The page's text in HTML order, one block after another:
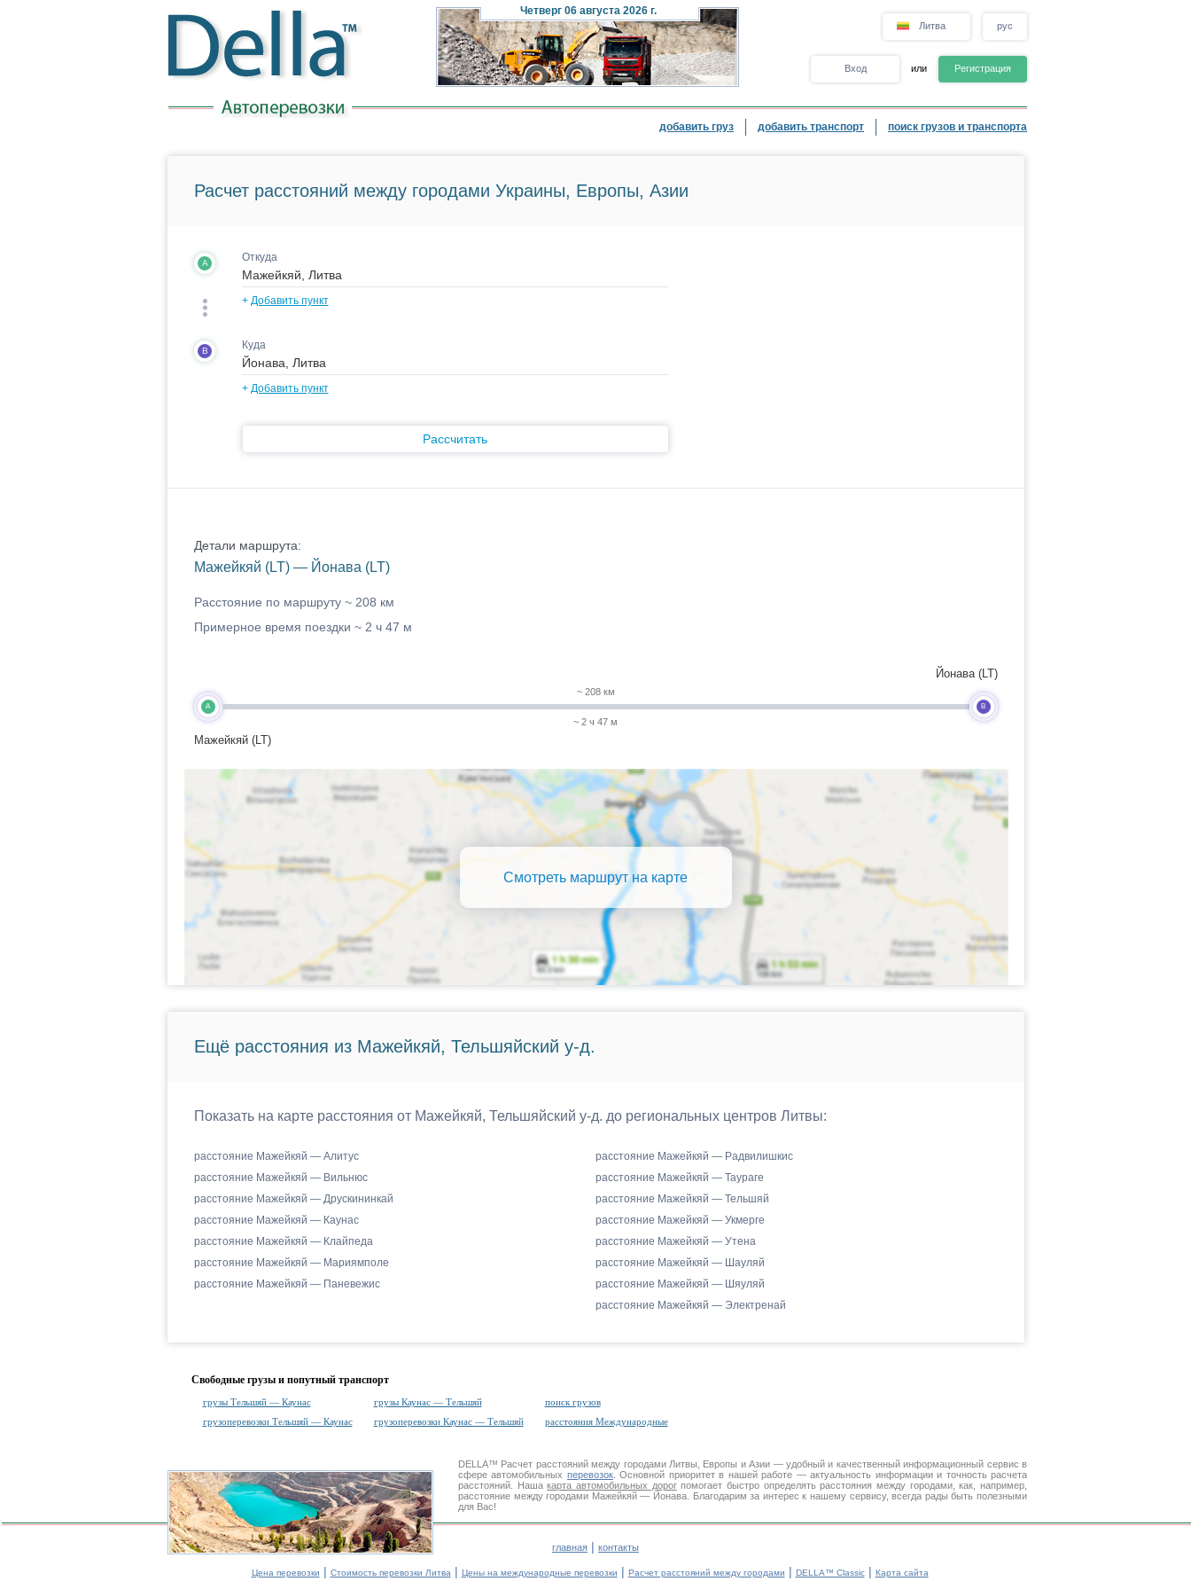
Четверг 06 августа 2026 г.
Литва рус
Вход или Регистрация
добавить груз добавить транспорт поиск грузов и транспорта
Расчет расстояний между городами Украины, Европы, Азии
A Откуда
+ Добавить пункт
B Куда
+ Добавить пункт
Рассчитать
Детали маршрута:
Мажейкяй (LT) — Йонава (LT)
Расстояние по маршруту ~ 208 км
Примерное время поездки ~ 2 ч 47 м
A
Мажейкяй (LT)
~ 208 км
~ 2 ч 47 м
B
Йонава (LT)
Смотреть маршрут на карте
Ещё расстояния из Мажейкяй, Тельшяйский у-д.
Показать на карте расстояния от Мажейкяй, Тельшяйский у-д. до региональных центров Литвы:
расстояние Мажейкяй — Алитус
расстояние Мажейкяй — Вильнюс
расстояние Мажейкяй — Друскининкай
расстояние Мажейкяй — Каунас
расстояние Мажейкяй — Клайпеда
расстояние Мажейкяй — Мариямполе
расстояние Мажейкяй — Паневежис
расстояние Мажейкяй — Радвилишкис
расстояние Мажейкяй — Таураге
расстояние Мажейкяй — Тельшяй
расстояние Мажейкяй — Укмерге
расстояние Мажейкяй — Утена
расстояние Мажейкяй — Шауляй
расстояние Мажейкяй — Шяуляй
расстояние Мажейкяй — Электренай
Свободные грузы и попутный транспорт
грузы Тельшяй — Каунас грузы Каунас — Тельшяй
поиск грузов
грузоперевозки Тельшяй — Каунас
грузоперевозки Каунас — Тельшяй расстояния Международные
DELLA™ Расчет расстояниймежду городами Литвы, Европы и Азии — удобный и качественный информационный сервис в
сфере автомобильных перевозок. Основной приоритет в нашей работе — актуальность информации и точность расчета
расстояний. Нашакарта автомобильных дорогпомогает быстро определять расстояния между городами, как, например,
расстояние между городами Мажейкяй — Йонава. Благодарим за интерес к нашему сервису, всегда рады быть полезными
для Вас!
главная | контакты
Цена перевозки | Стоимость перевозки Литва | Цены на международные перевозки | Расчет расстояний между городами | DELLA™ Classic| Карта сайта